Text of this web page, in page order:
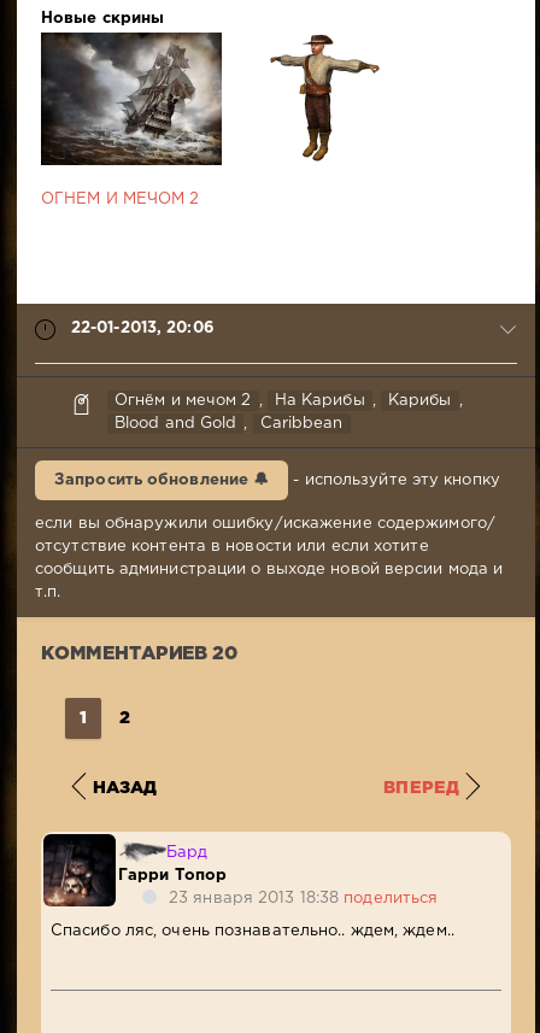
Новые скрины
ОГНЕМ И МЕЧОМ 2
22-01-2013, 20:06
Лорд
Огня
22-
20:06
Комментариев:
20
Огнём и мечом 2 , На Карибы , Карибы
,
Blood and Gold
, Caribbean
Запросить обновление 🔔 - используйте эту кнопку
если вы обнаружили ошибку/искажение содержимого/
отсутствие контента в новости или если хотите
сообщить администрации о выходе новой версии мода и
т.п.
КОММЕНТАРИЕВ 20
1 2
НАЗАД ВПЕРЕД
Бард
Гарри Топор
23 января 2013 18:38 поделиться
Спасибо ляс, очень познавательно.. ждем, ждем..